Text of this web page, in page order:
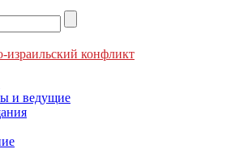
израильский конфликт
и ведущие